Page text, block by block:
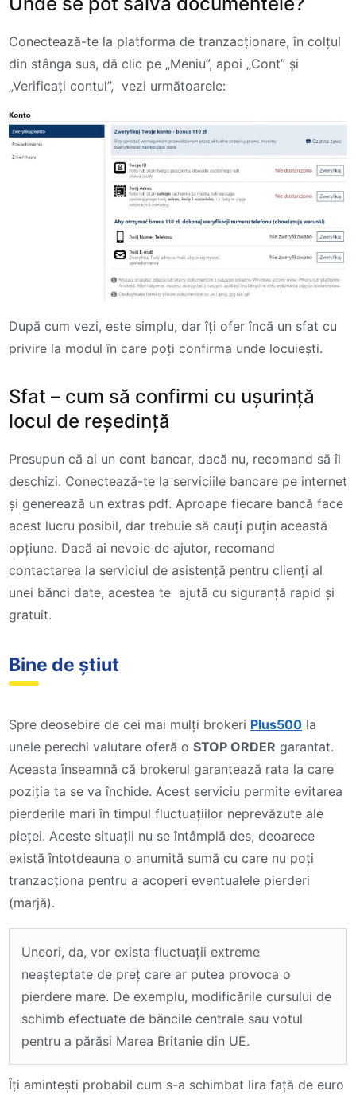
Conectează-te la platforma de tranzacționare, în colțul
din stânga sus, dă clic pe „Meniu”, apoi „Cont” și
„Verificați contul”, vezi următoarele:
După cum vezi, este simplu, dar îți ofer încă un sfat cu
privire la modul în care poți confirma unde locuiești.
Sfat – cum să confirmi cu ușurință
locul de reședință
Presupun că ai un cont bancar, dacă nu, recomand să îl
deschizi. Conectează-te la serviciile bancare pe internet
și generează un extras pdf. Aproape fiecare bancă face
acest lucru posibil, dar trebuie să cauți puțin această
opțiune. Dacă ai nevoie de ajutor, recomand
contactarea la serviciul de asistență pentru clienți al
unei bănci date, acestea te ajută cu siguranță rapid și
gratuit.
Bine de știut
Spre deosebire de cei mai mulți brokeri Plus500 la
unele perechi valutare oferă o STOP ORDER garantat.
Aceasta înseamnă că brokerul garantează rata la care
poziția ta se va închide. Acest serviciu permite evitarea
pierderile mari în timpul fluctuațiilor neprevăzute ale
pieței. Aceste situații nu se întâmplă des, deoarece
există întotdeauna o anumită sumă cu care nu poți
tranzacționa pentru a acoperi eventualele pierderi
(marjă).
Uneori, da, vor exista fluctuații extreme
neașteptate de preț care ar putea provoca o
pierdere mare. De exemplu, modificările cursului de
schimb efectuate de băncile centrale sau votul
pentru a părăsi Marea Britanie din UE.
Îți amintești probabil cum s-a schimbat lira față de euro